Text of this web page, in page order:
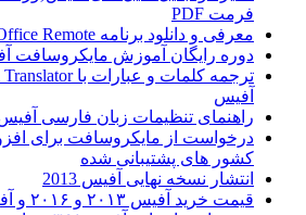
فرمت PDF
معرفی و دانلود برنامه Office Remote
دوره رایگان آموزش مایکروسافت
آفیس
راهنمای تنظیمات زبان فارسی آفیس
درخواست از مایکروسافت برای
کشور های پشتیبانی شده
انتشار نسخه نهایی آفیس 2013
قیمت خرید آفیس ۲۰۱۳ و ۲۰۱۶ و آفیس ۳۶۵